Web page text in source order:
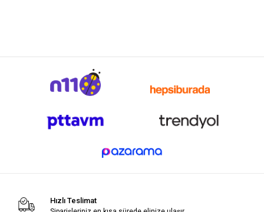
Hızlı Teslimat